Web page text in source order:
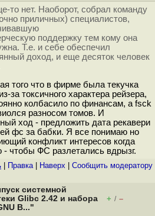
то нет. Наоборот, собрал команду
приличных) специалистов,
поддержку тем кому она
Т.е. и себе обеспечил
доход, и еще десяток человек
того что в фирме была текучка
за токсичного характера рейзера,
колбасило по финансам, а fsck
разносом томов. И
ход - предложить дата рекавери
фс за бабки. Я все понимаю но
конфликт интересов когда
- чтобы ФС разлетались вдрызг.
Правка| Наверх Cообщить модератору
системной
Glibc 2.42 и набора
B..."
+ / –